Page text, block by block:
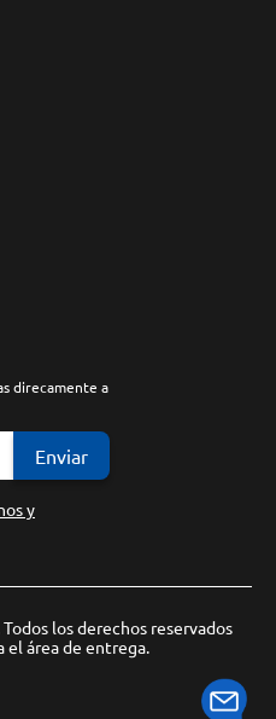
direcamente a
Enviar
y
los derechos reservados
el área de entrega.